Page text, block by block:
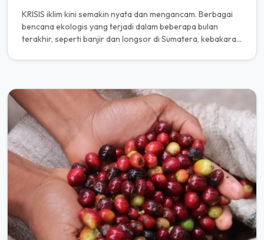
KRISIS iklim kini semakin nyata dan mengancam. Berbagai
bencana ekologis yang terjadi dalam beberapa bulan
terakhir, seperti banjir dan longsor di Sumatera, kebakaran